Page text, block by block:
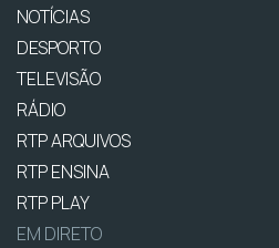
NOTÍCIAS
DESPORTO
TELEVISÃO
RÁDIO
RTP ARQUIVOS
RTP ENSINA
RTP PLAY
EM DIRETO